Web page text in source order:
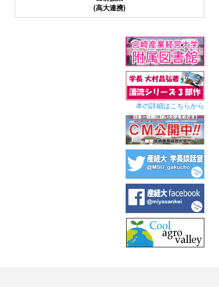
(高大連携)
本の詳細はこちらから